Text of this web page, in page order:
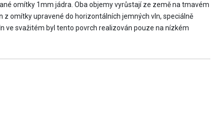
omítky 1mm jádra. Oba objemy vyrůstají ze země na tmavém
z omítky upravené do horizontálních jemných vln, speciálně
ve svažitém byl tento povrch realizován pouze na nízkém